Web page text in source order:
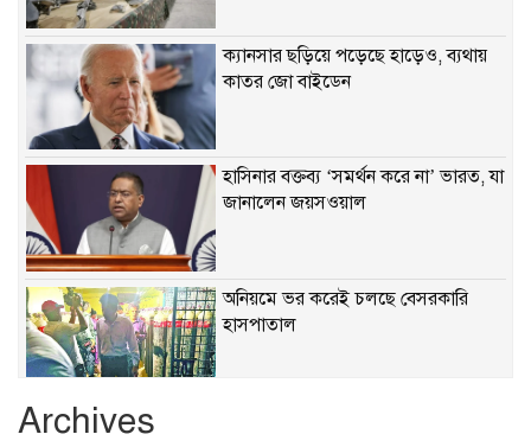
ক্যানসার ছড়িয়ে পড়েছে হাড়েও, ব্যথায়
কাতর জো বাইডেন
হাসিনার বক্তব্য ‘সমর্থন করে না’ ভারত, যা
জানালেন জয়সওয়াল
অনিয়মে ভর করেই চলছে বেসরকারি
হাসপাতাল
Archives